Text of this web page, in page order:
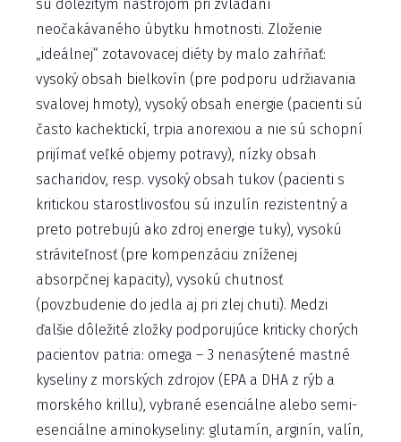
sú dôležitým nástrojom pri zvládaní
neočakávaného úbytku hmotnosti. Zloženie
„ideálnej“ zotavovacej diéty by malo zahŕňať:
vysoký obsah bielkovín (pre podporu udržiavania
svalovej hmoty), vysoký obsah energie (pacienti sú
často kachektickí, trpia anorexiou a nie sú schopní
prijímať veľké objemy potravy), nízky obsah
sacharidov, resp. vysoký obsah tukov (pacienti s
kritickou starostlivosťou sú inzulín rezistentný a
preto potrebujú ako zdroj energie tuky), vysokú
stráviteľnosť (pre kompenzáciu zníženej
absorpčnej kapacity), vysokú chutnosť
(povzbudenie do jedla aj pri zlej chuti). Medzi
ďalšie dôležité zložky podporujúce kriticky chorých
pacientov patria: omega – 3 nenasýtené mastné
kyseliny z morských zdrojov (EPA a DHA z rýb a
morského krillu), vybrané esenciálne alebo semi-
esenciálne aminokyseliny: glutamín, arginín, valín,